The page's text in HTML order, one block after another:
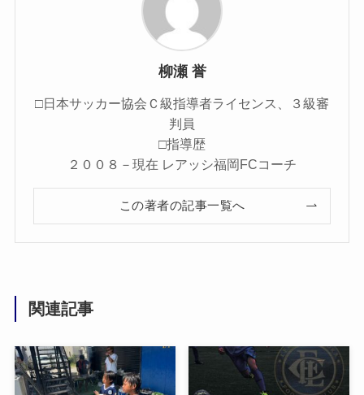
柳瀬 誉
□日本サッカー協会Ｃ級指導者ライセンス、３級審
判員
□指導歴
２００８－現在 レアッシ福岡FCコーチ
この著者の記事一覧へ
関連記事